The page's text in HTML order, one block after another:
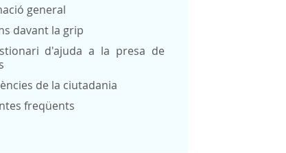
general
davant la grip
d'ajuda a la presa de
de la ciutadania
freqüents